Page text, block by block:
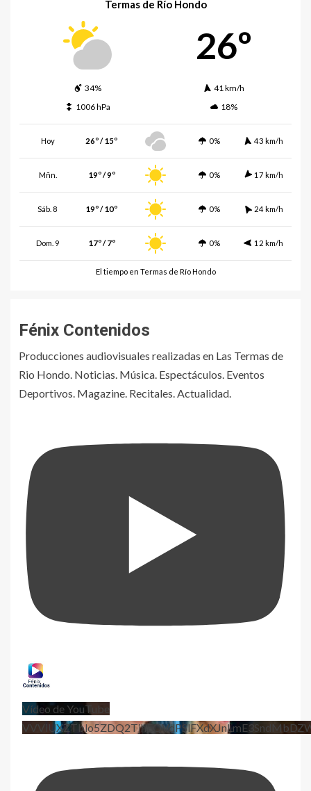
Termas de Río Hondo
26º
34%
41 km/h
1006 hPa
18%
Hoy 26º / 15º 0% 43 km/h
Mñn. 19º / 9º 0% 17 km/h
Sáb. 8 19º / 10º 0% 24 km/h
Dom. 9 17º / 7º 0% 12 km/h
El tiempo en Termas de Río Hondo
Fénix Contenidos
Producciones audiovisuales realizadas en Las Termas de
Rio Hondo. Noticias. Música. Espectáculos. Eventos
Deportivos. Magazine. Recitales. Actualidad.
Vídeo de YouTube